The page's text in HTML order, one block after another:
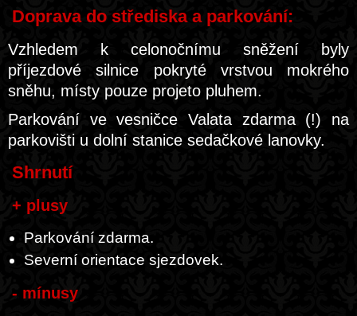
Doprava do střediska a parkování:
Vzhledem k celonočnímu sněžení byly
příjezdové silnice pokryté vrstvou mokrého
sněhu, místy pouze projeto pluhem.
Parkování ve vesničce Valata zdarma (!) na
parkovišti u dolní stanice sedačkové lanovky.
Shrnutí
+ plusy
Parkování zdarma.
Severní orientace sjezdovek.
- mínusy